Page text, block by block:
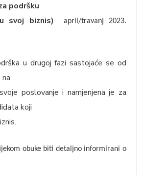
podršku
svoj biznis) april/travanj 2023.
u drugoj fazi sastojaće se od
poslovanje i namjenjena je za
koji
obuke biti detaljno informirani o